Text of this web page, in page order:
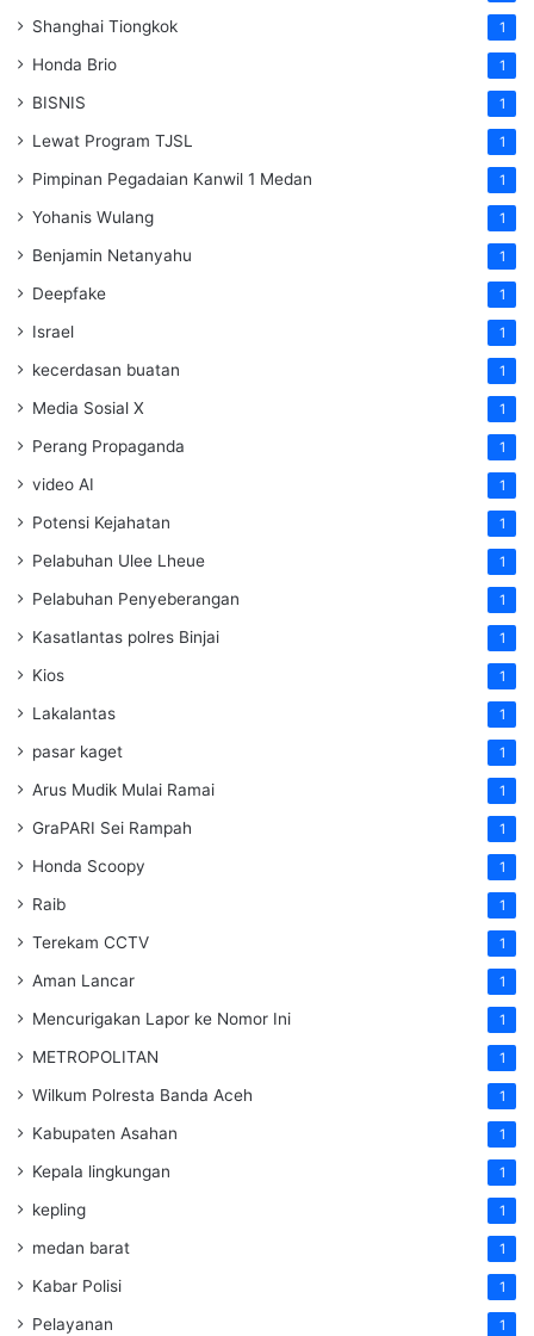
Shanghai Tiongkok 1
Honda Brio 1
BISNIS 1
Lewat Program TJSL 1
Pimpinan Pegadaian Kanwil 1 Medan 1
Yohanis Wulang 1
Benjamin Netanyahu 1
Deepfake 1
Israel 1
kecerdasan buatan 1
Media Sosial X 1
Perang Propaganda 1
video AI 1
Potensi Kejahatan 1
Pelabuhan Ulee Lheue 1
Pelabuhan Penyeberangan 1
Kasatlantas polres Binjai 1
Kios 1
Lakalantas 1
pasar kaget 1
Arus Mudik Mulai Ramai 1
GraPARI Sei Rampah 1
Honda Scoopy 1
Raib 1
Terekam CCTV 1
Aman Lancar 1
Mencurigakan Lapor ke Nomor Ini 1
METROPOLITAN 1
Wilkum Polresta Banda Aceh 1
Kabupaten Asahan 1
Kepala lingkungan 1
kepling 1
medan barat 1
Kabar Polisi 1
Pelayanan 1